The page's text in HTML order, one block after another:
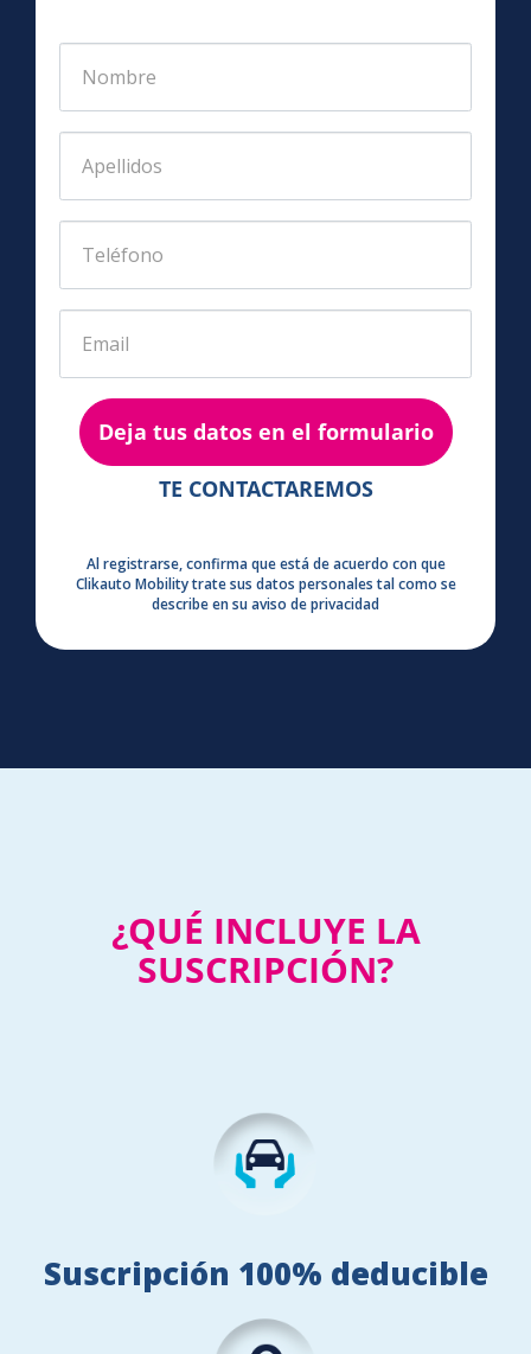
TE CONTACTAREMOS
Al registrarse, confirma que está de acuerdo con que
Clikauto Mobility trate sus datos personales tal como se
describe en su aviso de privacidad
¿QUÉ INCLUYE LA
SUSCRIPCIÓN?
Suscripción 100% deducible